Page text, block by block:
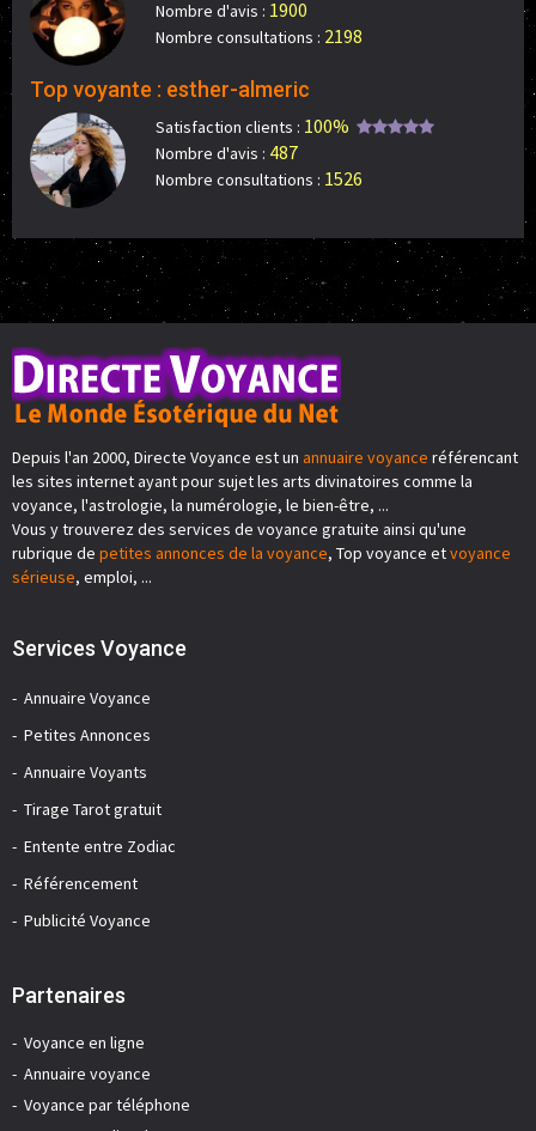
Nombre d'avis : 1900
Nombre consultations : 2198
Top voyante : esther-almeric
Satisfaction clients : 100%
Nombre d'avis : 487
Nombre consultations : 1526
Depuis l'an 2000, Directe Voyance est un annuaire voyance référencant
les sites internet ayant pour sujet les arts divinatoires comme la
voyance, l'astrologie, la numérologie, le bien-être, ...
Vous y trouverez des services de voyance gratuite ainsi qu'une
rubrique de petites annonces de la voyance, Top voyance etvoyance
sérieuse, emploi, ...
Services Voyance
Annuaire Voyance
Petites Annonces
Annuaire Voyants
Tirage Tarot gratuit
Entente entre Zodiac
Référencement
Publicité Voyance
Partenaires
Voyance en ligne
Annuaire voyance
Voyance par téléphone